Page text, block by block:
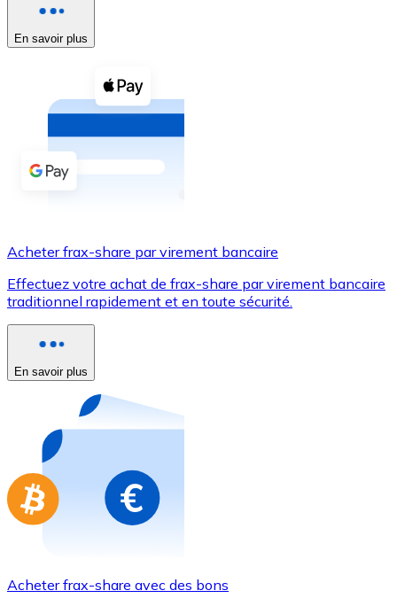
Voir toutes
Coupons crypto
Achetez des cryptomonnaies en espèces et d'autres
Acheter avec espèces
Virement SEPA
Utilisez les cartes Visa et Mastercard pour acheter
Acheter avec carte
Nouveau
Achetez des cartes-cadeaux de vos marques
Aller à la boutique de cartes-cadeaux
En savoir plus
Acheter frax-share par virement bancaire
Effectuez votre achat de frax-share par virement bancaire
traditionnel rapidement et en toute sécurité.
En savoir plus
Acheter frax-share avec des bons